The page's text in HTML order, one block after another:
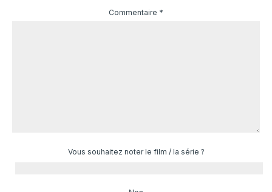
Commentaire *
Vous souhaitez noter le film / la série ?